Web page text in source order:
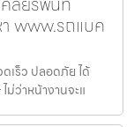
www.รถแบค
เร็ว ปลอดภัย ได้
ม่ว่าหน้างานจะแ